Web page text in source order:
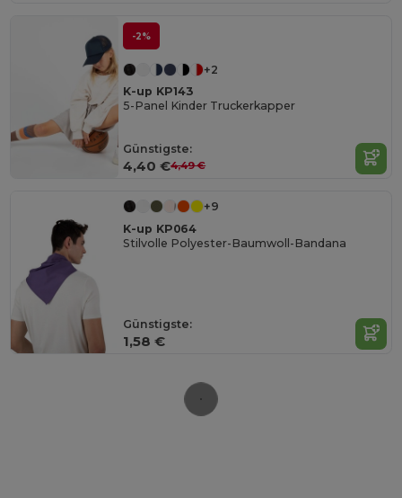
-2%
+2
K-up KP143
5-Panel Kinder Truckerkapper
Günstigste:
4,40 €4,49 €
+9
K-up KP064
Stilvolle Polyester-Baumwoll-Bandana
Günstigste:
1,58 €